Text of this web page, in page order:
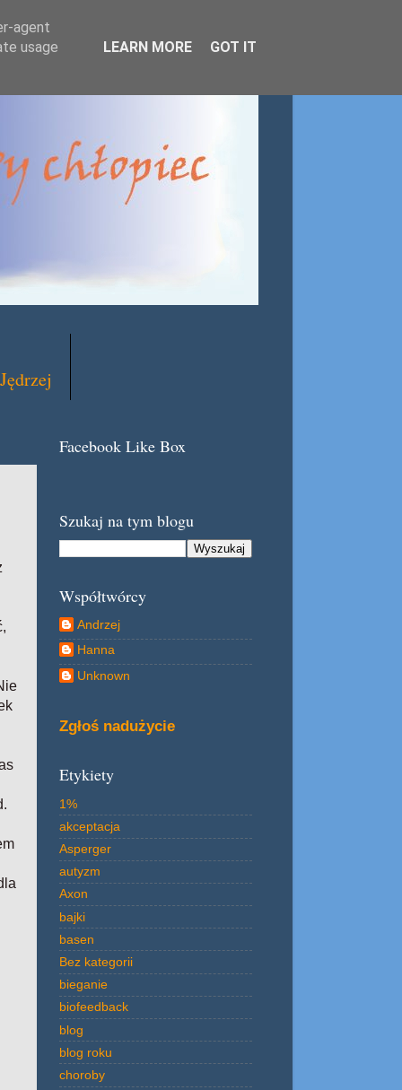
Facebook Like Box
Szukaj na tym blogu
Współtwórcy
Andrzej
Hanna
Unknown
Zgłoś nadużycie
Etykiety
1%
akceptacja
Asperger
autyzm
Axon
bajki
basen
Bez kategorii
bieganie
biofeedback
blog
blog roku
choroby
agent
usage
LEARN MORE GOT IT